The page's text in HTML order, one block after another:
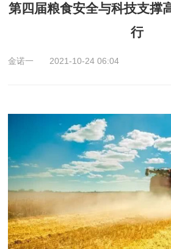
第四届粮食安全与科技支撑
行
金诺一 2021-10-24 06:04